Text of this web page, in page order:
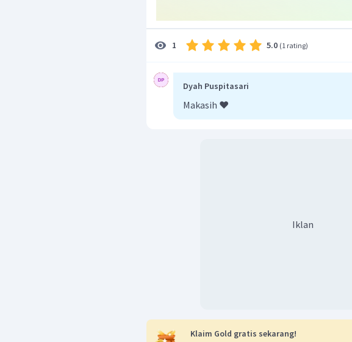
1 5.0 (1 rating)
Dyah Puspitasari
Makasih ❤️
Iklan
Klaim Gold gratis sekarang!